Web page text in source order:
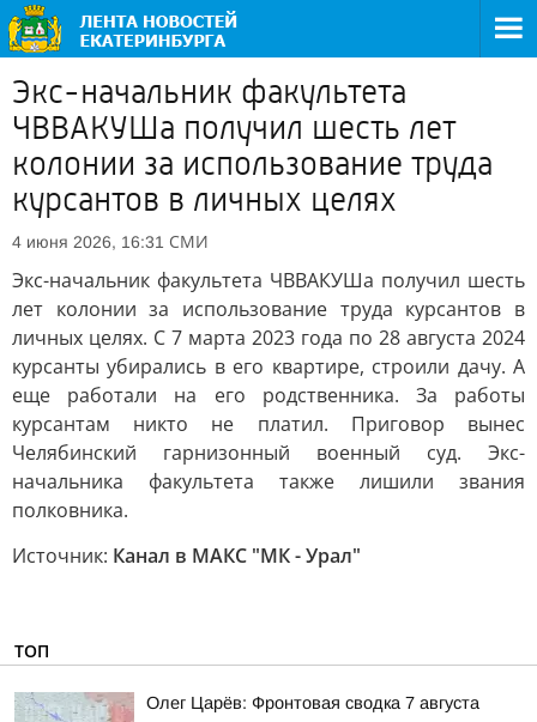
Экс-начальник факультета
ЧВВАКУШа получил шесть лет
колонии за использование труда
курсантов в личных целях
4 июня 2026, 16:31 СМИ
Экс-начальник факультета ЧВВАКУШа получил шесть
лет колонии за использование труда курсантов в
личных целях. С 7 марта 2023 года по 28 августа 2024
курсанты убирались в его квартире, строили дачу. А
еще работали на его родственника. За работы
курсантам никто не платил. Приговор вынес
Челябинский гарнизонный военный суд. Экс-
начальника факультета также лишили звания
полковника.
Источник: Канал в МАКС "МК - Урал"
ТОП
Олег Царёв: Фронтовая сводка 7 августа